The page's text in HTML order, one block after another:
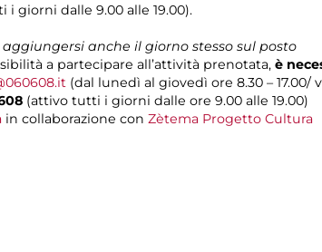
i giorni dalle 9.00 alle 19.00).
anche il giorno stesso sul posto
a partecipare all’attività prenotata, è
(dal lunedì al giovedì ore 8.30 – 17.00/
(attivo tutti i giorni dalle ore 9.00 alle 19.00)
in collaborazione con Zètema Progetto Cultura